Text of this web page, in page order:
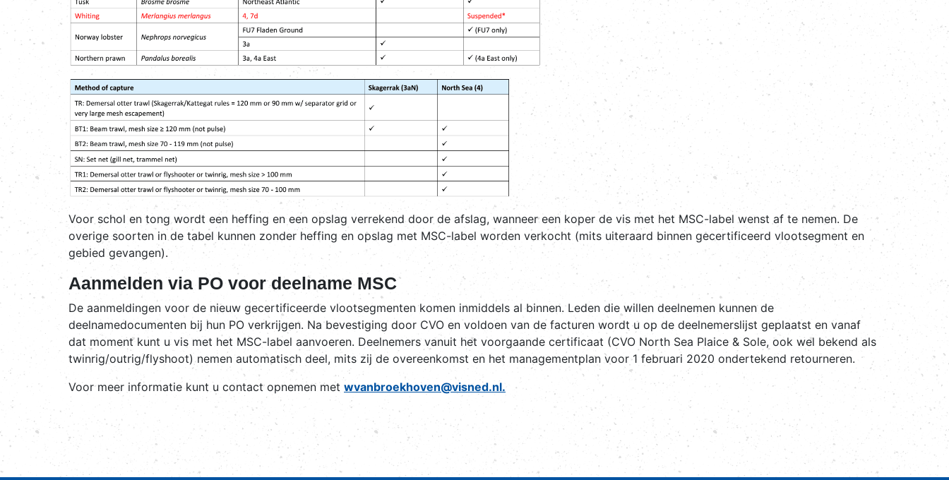
Voor schol en tong wordt een heffing en een opslag verrekend door de afslag, wanneer een koper de vis met het MSC-label wenst af te nemen. De
overige soorten in de tabel kunnen zonder heffing en opslag met MSC-label worden verkocht (mits uiteraard binnen gecertificeerd vlootsegment en
gebied gevangen).
Aanmelden via PO voor deelname MSC
De aanmeldingen voor de nieuw gecertificeerde vlootsegmenten komen inmiddels al binnen. Leden die willen deelnemen kunnen de
deelnamedocumenten bij hun PO verkrijgen. Na bevestiging door CVO en voldoen van de facturen wordt u op de deelnemerslijst geplaatst en vanaf
dat moment kunt u vis met het MSC-label aanvoeren. Deelnemers vanuit het voorgaande certificaat (CVO North Sea Plaice & Sole, ook wel bekend als
twinrig/outrig/flyshoot) nemen automatisch deel, mits zij de overeenkomst en het managementplan voor 1 februari 2020 ondertekend retourneren.
Voor meer informatie kunt u contact opnemen met wvanbroekhoven@visned.nl.